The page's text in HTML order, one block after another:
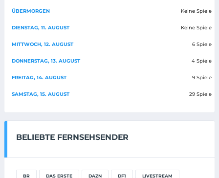
ÜBERMORGEN Keine Spiele
DIENSTAG, 11. AUGUST Keine Spiele
MITTWOCH, 12. AUGUST 6 Spiele
DONNERSTAG, 13. AUGUST 4 Spiele
FREITAG, 14. AUGUST 9 Spiele
SAMSTAG, 15. AUGUST 29 Spiele
BELIEBTE FERNSEHSENDER
BR DAS ERSTE DAZN DF1 LIVESTREAM